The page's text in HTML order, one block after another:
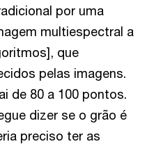
por uma
multiespectral a
que
pelas imagens.
de 80 a 100 pontos.
dizer se o grão é
preciso ter as